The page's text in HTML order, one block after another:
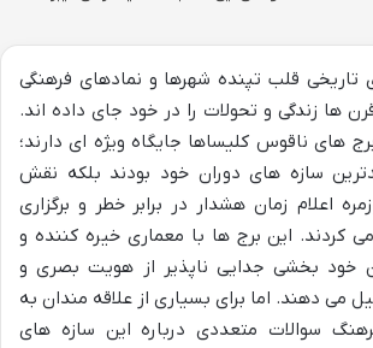
تاریخی قلب تپنده شهرها و نمادهای فرهنگی
ها زندگی و تحولات را در خود جای داده اند.
های ناقوس کلیساها جایگاه ویژه ای دارند؛
سازه های دوران خود بودند بلکه نقش
اعلام زمان هشدار در برابر خطر و برگزاری
کردند. این برج ها با معماری خیره کننده و
خود بخشی جدایی ناپذیر از هویت بصری و
می دهند. اما برای بسیاری از علاقه مندان به
سوالات متعددی درباره این سازه های